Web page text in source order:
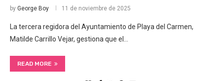
by George Boy 11 de noviembre de 2025
La tercera regidora del Ayuntamiento de Playa del Carmen,
Matilde Carrillo Vejar, gestiona que el…
READ MORE